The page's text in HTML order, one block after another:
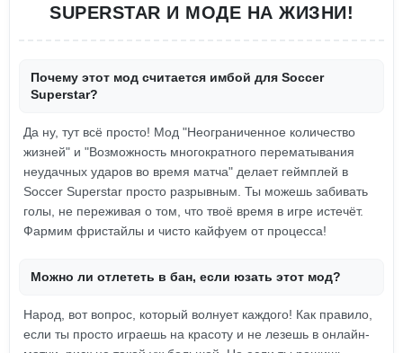
SUPERSTAR И МОДЕ НА ЖИЗНИ!
Почему этот мод считается имбой для Soccer
Superstar?
Да ну, тут всё просто! Мод "Неограниченное количество
жизней" и "Возможность многократного перематывания
неудачных ударов во время матча" делает геймплей в
Soccer Superstar просто разрывным. Ты можешь забивать
голы, не переживая о том, что твоё время в игре истечёт.
Фармим фристайлы и чисто кайфуем от процесса!
Можно ли отлететь в бан, если юзать этот мод?
Народ, вот вопрос, который волнует каждого! Как правило,
если ты просто играешь на красоту и не лезешь в онлайн-